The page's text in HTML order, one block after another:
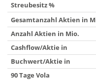
Streubesitz %
Gesamtanzahl Aktien in
Anzahl Aktien in Mio.
Cashflow/Aktie in
Buchwert/Aktie in
90 Tage Vola